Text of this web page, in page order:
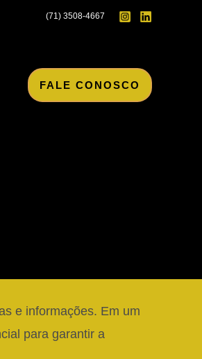
(71) 3508-4667
FALE CONOSCO
e informações. Em um
para garantir a